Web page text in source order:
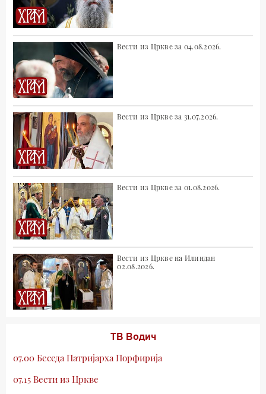
Вести из Цркве за 04.08.2026.
Вести из Цркве за 31.07.2026.
Вести из Цркве за 01.08.2026.
Вести из Цркве на Илиндан
02.08.2026.
ТВ Водич
07.00 Беседа Патријарха Порфирија
07.15 Вести из Цркве